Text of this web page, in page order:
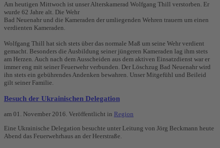
Am heutigen Mittwoch ist unser Alterskamerad Wolfgang Thill verstorben. Er
wurde 62 Jahre alt. Die Wehr
Bad Neuenahr und die Kameraden der umliegenden Wehren trauern um einen
verdienten Kameraden.
Wolfgang Thill hat sich stets über das normale Maß um seine Wehr verdient
gemacht. Besonders die Ausbildung seiner jüngeren Kameraden lag ihm stets
am Herzen. Auch nach dem Ausscheiden aus dem aktiven Einsatzdienst war er
immer eng mit seiner Feuerwehr verbunden. Der Löschzug Bad Neuenahr wird
ihn stets ein gebührendes Andenken bewahren. Unser Mitgefühl und Beileid
gilt seiner Familie.
Besuch der Ukrainischen Delegation
am 01. November 2016. Veröffentlicht in Region
Eine Ukrainische Delegation besuchte unter Leitung von Jörg Beckmann heute
Abend das Feuerwehrhaus an der Heerstraße.